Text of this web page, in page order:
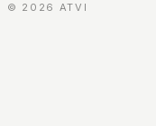
© 2026 ATVI